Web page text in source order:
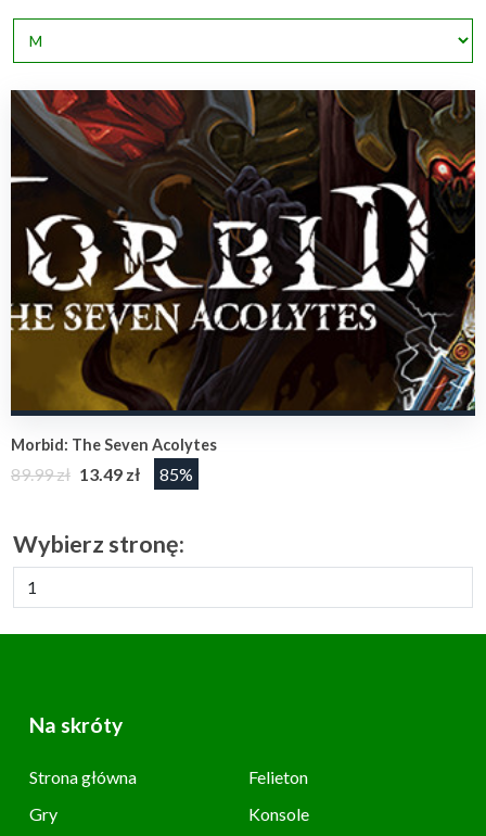
Morbid: The Seven Acolytes
89.99 zł 13.49 zł 85%
Wybierz stronę:
Na skróty
Strona główna
Felieton
Gry
Konsole